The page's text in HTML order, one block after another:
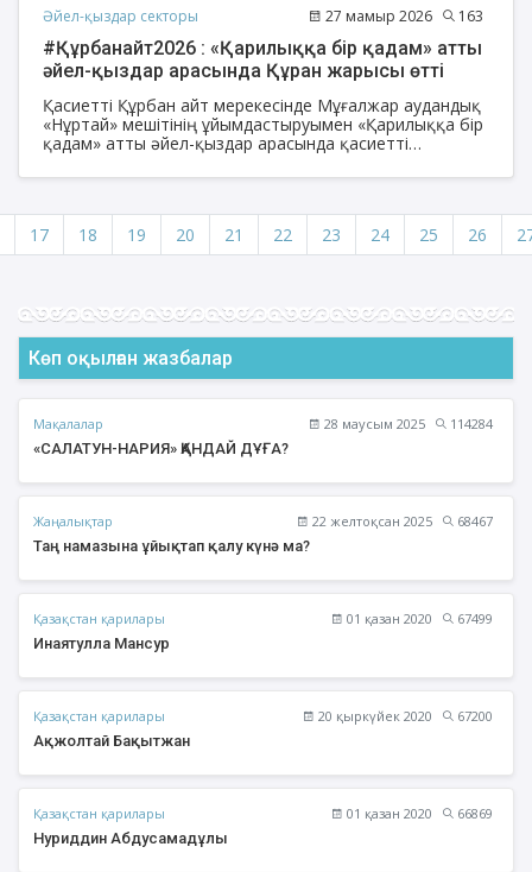
Әйел-қыздар секторы 27 мамыр 2026 163
#Құрбанайт2026 : «Қарилыққа бір қадам» атты
әйел-қыздар арасында Құран жарысы өтті
Қасиетті Құрбан айт мерекесінде Мұғалжар аудандық
«Нұртай» мешітінің ұйымдастыруымен «Қарилыққа бір
қадам» атты әйел-қыздар арасында қасиетті
сүресі-«Нәс» сүресі) тәджуидке сай, мәнерлеп жатқа
17
18 19 20 21 22 23 24 25 26
Көп оқылған жазбалар
Мақалалар 28 маусым 2025
114284
«САЛАТУН-НАРИЯ» ҚАНДАЙ ДҰҒА?
Жаңалықтар 22 желтоқсан 2025
68467
Таң намазына ұйықтап қалу күнә ма?
Қазақстан қарилары 01 қазан 2020
67499
Инаятулла Мансур
Қазақстан қарилары 20 қыркүйек 2020
67200
Ақжолтай Бақытжан
Қазақстан қарилары 01 қазан 2020
66869
Нуриддин Абдусамадұлы